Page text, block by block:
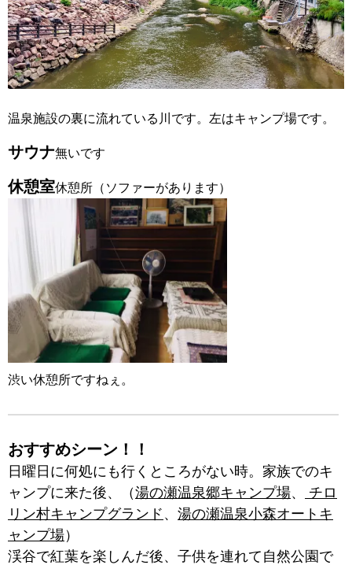
温泉施設の裏に流れている川です。左はキャンプ場です。
サウナ無いです
休憩室休憩所（ソファーがあります）
渋い休憩所ですねぇ。
おすすめシーン！！
日曜日に何処にも行くところがない時。家族でのキ
ャンプに来た後、
（湯の瀬温泉郷キャンプ場、
チロ
リン村キャンプグランド 、 湯の瀬温泉小森オートキ
ャンプ場）
渓谷で紅葉を楽しんだ後、子供を連れて自然公園で